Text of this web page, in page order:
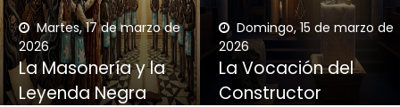
Martes, 17 de marzo de
2026
La Masonería y la
Leyenda Negra
Domingo, 15 de marzo de
2026
La Vocación del
Constructor